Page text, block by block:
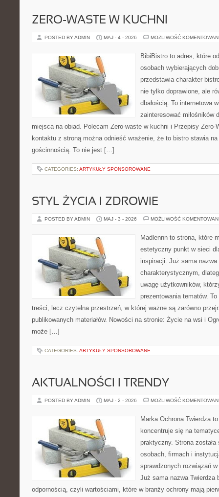
ZERO-WASTE W KUCHNI
POSTED BY ADMIN MAJ - 4 - 2026 MOŻLIWOŚĆ
BibiBistro to adres, które
osobach wybierających
przedstawia charakter
nie tylko doprawione, ale
dbałością. To internetowa
zainteresować miłośników
miejsca na obiad. Polecam Zero-waste w kuchni i Przepisy Zero-
kontaktu z stroną można odnieść wrażenie, że to bistro stawia
gościnnością. To nie jest […]
CATEGORIES: ARTYKUŁY SPONSOROWANE
STYL ŻYCIA I ZDROWIE
POSTED BY ADMIN MAJ - 3 - 2026 MOŻLIWOŚĆ
Madlennn to strona, które
estetyczny punkt w sieci
inspiracji. Już sama
charakterystycznym,
uwagę użytkowników,
prezentowania tematów.
treści, lecz czytelna przestrzeń, w której ważne są zarówno
publikowanych materiałów. Nowości na stronie: Życie na wsi i
może […]
CATEGORIES: ARTYKUŁY SPONSOROWANE
AKTUALNOŚCI I TRENDY
POSTED BY ADMIN MAJ - 2 - 2026 MOŻLIWOŚĆ
Marka Ochrona Twierdza
koncentruje się na
praktyczny. Strona
osobach, firmach i
sprawdzonych rozwiązań
Już sama nazwa Twierdza
odpornością, czyli wartościami, które w branży ochrony mają